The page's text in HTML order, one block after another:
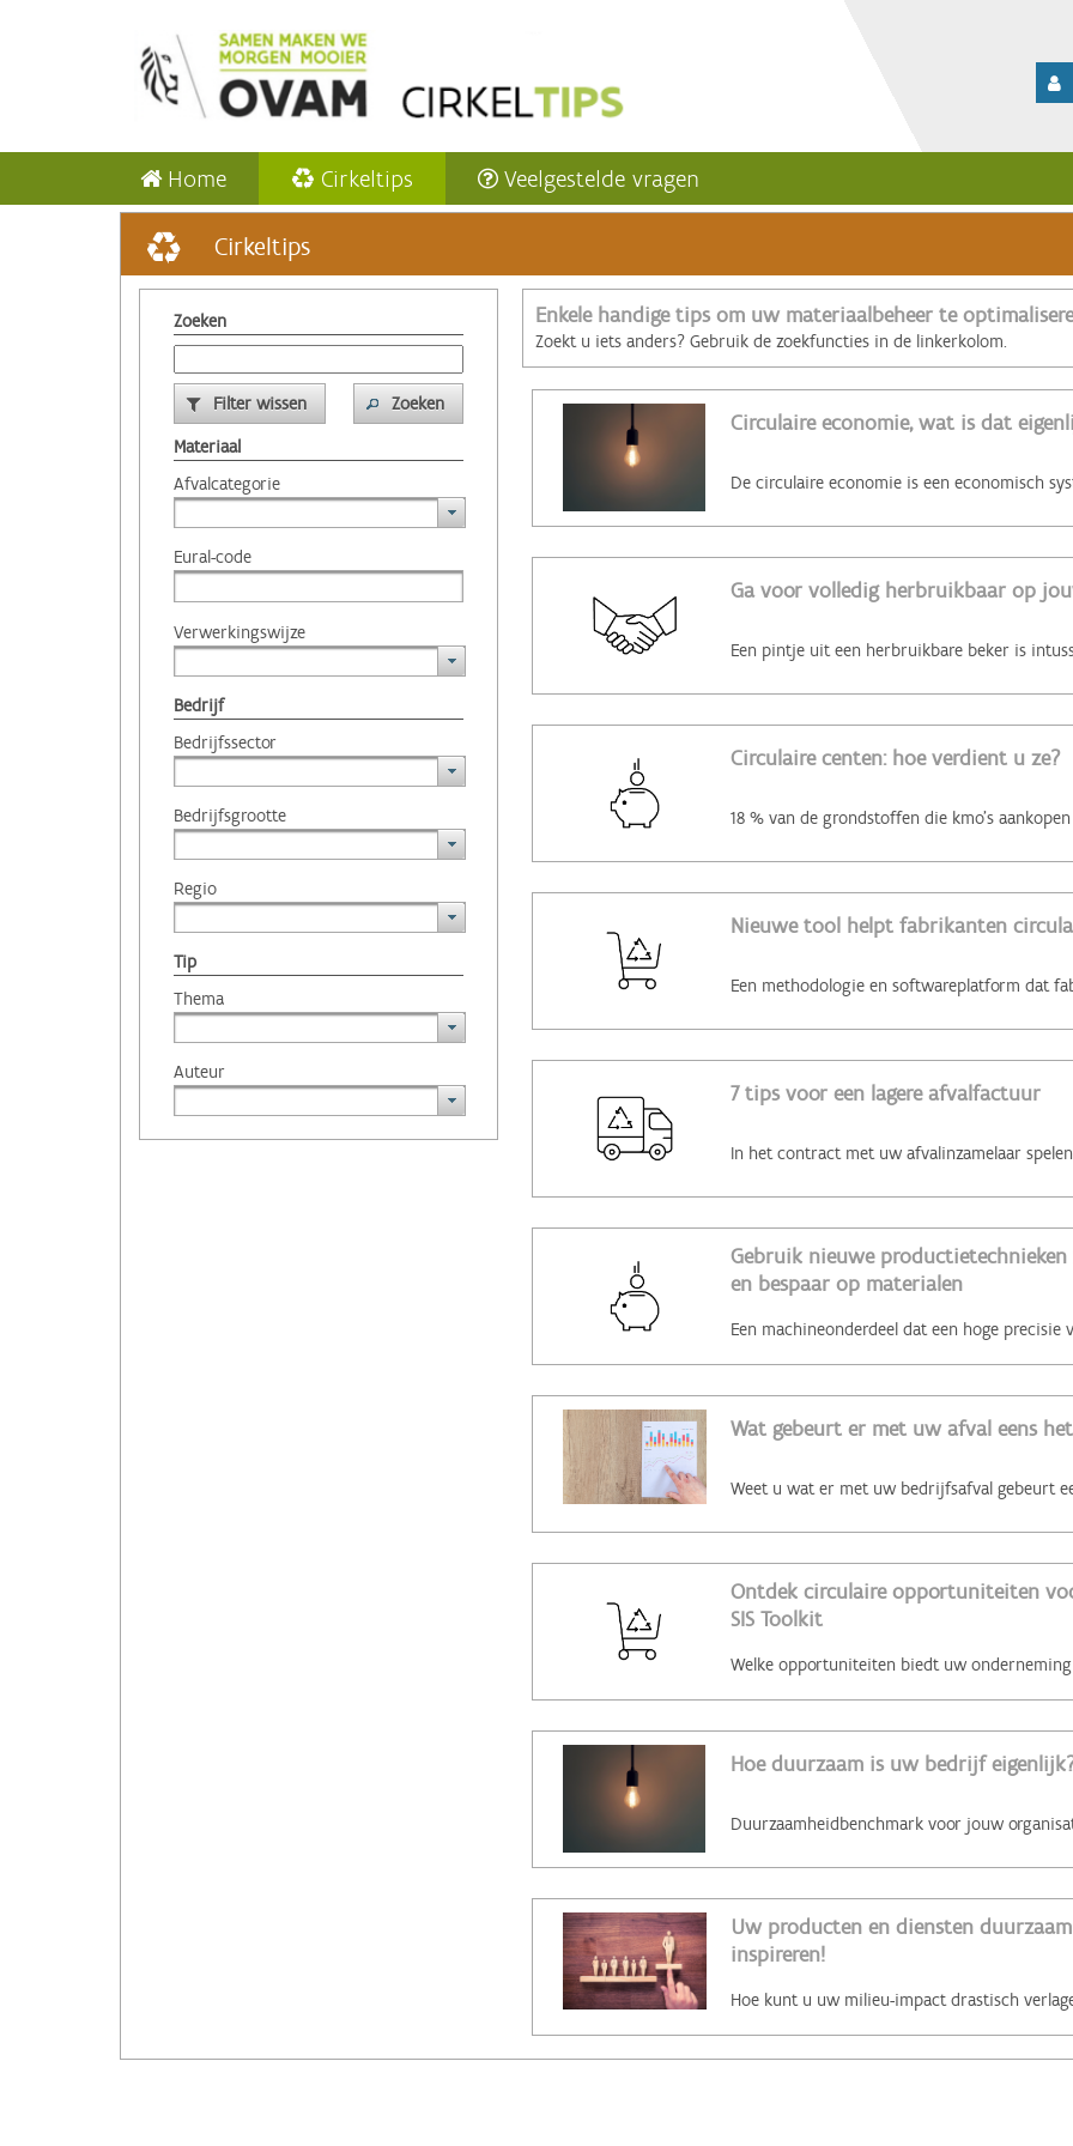
Home Cirkeltips Veelgestelde vragen
Cirkeltips
Zoeken
Filter wissen
Zoeken
Materiaal
Afvalcategorie
Eural-code
Verwerkingswijze
Bedrijf
Bedrijfssector
Bedrijfsgrootte
Regio
Tip
Thema
Auteur
Enkele handige tips om uw materiaalbeheer te
Zoekt u iets anders? Gebruik de zoekfuncties in de linkerkolom.
Circulaire economie, wat is dat
Ga voor volledig herbruikbaar op
Circulaire centen: hoe verdient u ze?
Nieuwe tool helpt fabrikanten
7 tips voor een lagere afvalfactuur
Gebruik nieuwe
en bespaar op materialen
Wat gebeurt er met uw afval eens
Ontdek circulaire opportuniteiten
SIS Toolkit
Hoe duurzaam is uw bedrijf
Uw producten en diensten
inspireren!